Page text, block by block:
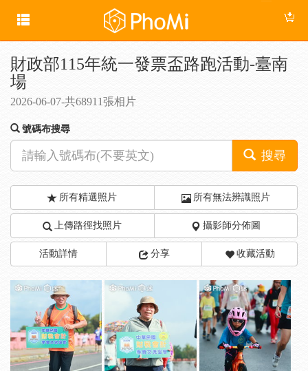
財政部115年統一發票盃路跑活動-臺南
場
2026-06-07-共68911張相片
號碼布搜尋
搜尋
所有精選照片 所有無法辨識照片
上傳路徑找照片 攝影師分佈圖
活動詳情 分享 收藏活動